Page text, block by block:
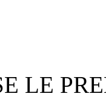
LE